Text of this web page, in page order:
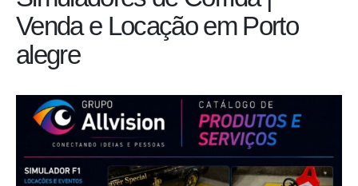
Venda e Locação em Porto
alegre